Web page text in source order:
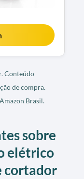
Conteúdo
de compra.
Brasil.
sobre
elétrico
cortador